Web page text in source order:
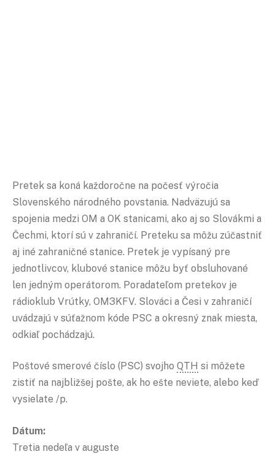
Pretek sa koná každoročne na počesť výročia
Slovenského národného povstania. Nadväzujú sa
spojenia medzi OM a OK stanicami, ako aj so Slovákmi a
Čechmi, ktorí sú v zahraničí. Preteku sa môžu zúčastniť
aj iné zahraničné stanice. Pretek je vypísaný pre
jednotlivcov, klubové stanice môžu byť obsluhované
len jedným operátorom. Poradateľom pretekov je
rádioklub Vrútky, OM3KFV. Slováci a Česi v zahraničí
uvádzajú v súťažnom kóde PSC a okresný znak miesta,
odkiaľ pochádzajú.
Poštové smerové číslo (PSC) svojho QTH si môžete
zistiť na najbližšej pošte, ak ho ešte neviete, alebo keď
vysielate /p.
Dátum:
Tretia nedeľa v auguste